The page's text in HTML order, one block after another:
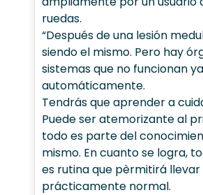
ruedas.
“Después de una lesión
siendo el mismo. Pero hay
sistemas que no funcionan ya
automáticamente.
Tendrás que aprender a
Puede ser atemorizante al
todo es parte del
mismo. En cuanto se logra,
es rutina que pèrmitirá llevar
prácticamente normal.